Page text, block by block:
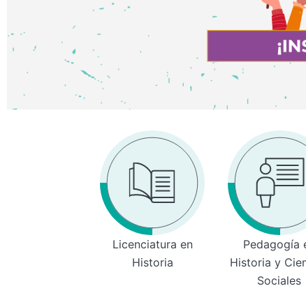
Licenciatura en
Historia
Pedagogía
Historia y
Sociales